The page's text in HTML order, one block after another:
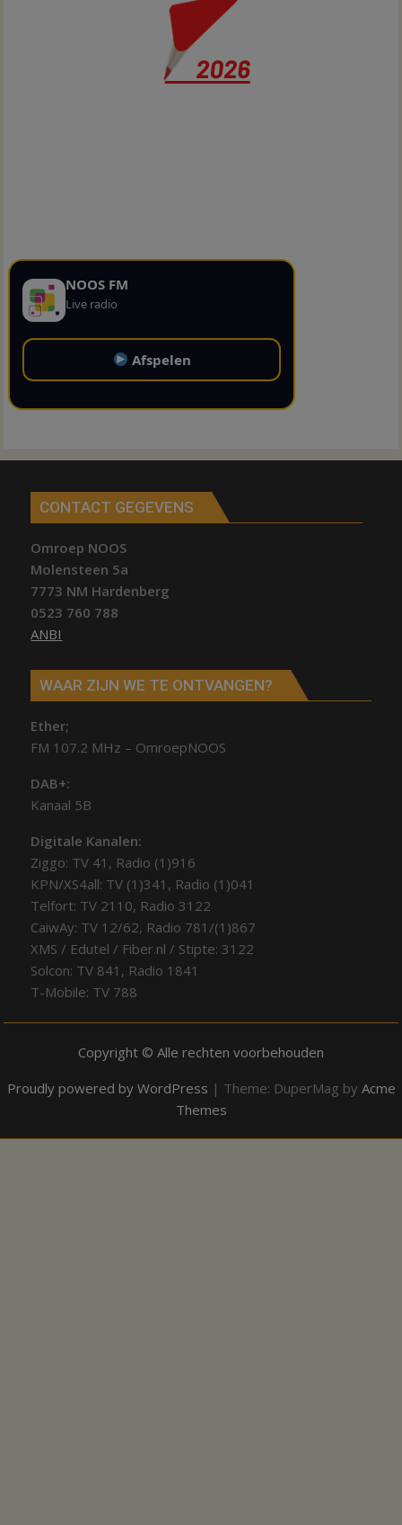
NOOS FM
Live radio
Afspelen
CONTACT GEGEVENS
Omroep NOOS
Molensteen 5a
7773 NM Hardenberg
0523 760 788
ANBI
WAAR ZIJN WE TE ONTVANGEN?
Ether;
FM 107.2 MHz – OmroepNOOS
DAB+:
Kanaal 5B
Digitale Kanalen:
Ziggo: TV 41, Radio (1)916
KPN/XS4all: TV (1)341, Radio (1)041
Telfort: TV 2110, Radio 3122
CaiwAy: TV 12/62, Radio 781/(1)867
XMS / Edutel / Fiber.nl / Stipte: 3122
Solcon: TV 841, Radio 1841
T-Mobile: TV 788
Copyright © Alle rechten voorbehouden
Proudly powered by WordPress | Theme: DuperMag by Acme
Themes